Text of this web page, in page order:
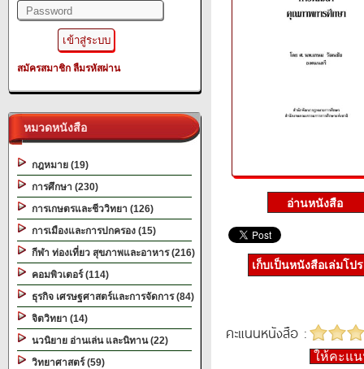
สมัครสมาชิก ลืมรหัสผ่าน
หมวดหนังสือ
กฎหมาย (19)
การศึกษา (230)
การเกษตรและชีววิทยา (126)
การเมืองและการปกครอง (15)
กีฬา ท่องเที่ยว สุขภาพและอาหาร (216)
คอมพิวเตอร์ (114)
ธุรกิจ เศรษฐศาสตร์และการจัดการ (84)
จิตวิทยา (14)
นวนิยาย อ่านเล่น และนิทาน (22)
วิทยาศาสตร์ (59)
เก็บเป็นหนังสือเล่มโป
คะแนนหนังสือ :
ให้คะแ